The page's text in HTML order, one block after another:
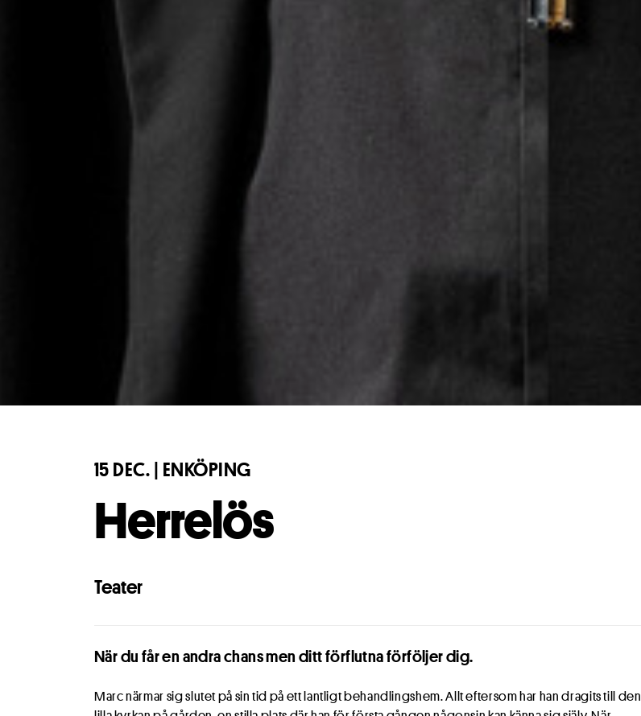
15 DEC. | ENKÖPING
Herrelös
Teater
När du får en andra chans men ditt förflutna förföljer dig.
Marc närmar sig slutet på sin tid på ett lantligt behandlingshem. Allt eftersom har han dragits till den